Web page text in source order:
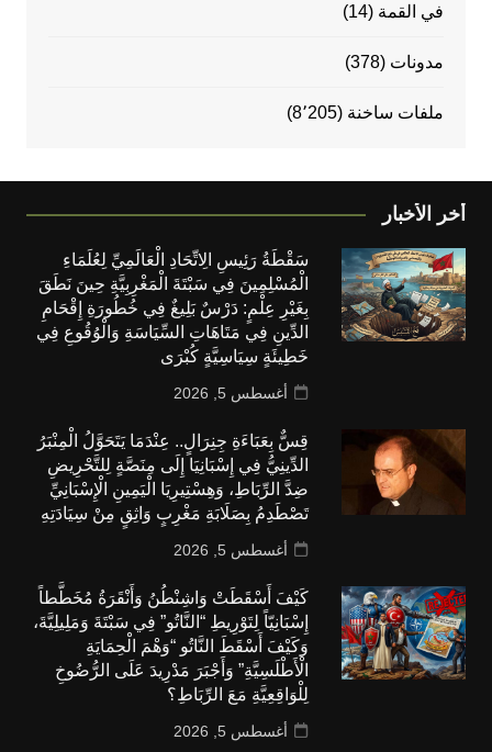
في القمة (14)
مدونات (378)
ملفات ساخنة (8٬205)
أخر الأخبار
سَقْطَةُ رَئِيسِ الِاتِّحَادِ الْعَالَمِيِّ لِعُلَمَاءِ
الْمُسْلِمِينَ فِي سَبْتَةَ الْمَغْرِبِيَّةِ حِينَ نَطَقَ
بِغَيْرِ عِلْمٍ: دَرْسٌ بَلِيغٌ فِي خُطُورَةِ إِقْحَامِ
الدِّينِ فِي مَتَاهَاتِ السِّيَاسَةِ وَالْوُقُوعِ فِي
خَطِيئَةٍ سِيَاسِيَّةٍ كُبْرَى
أغسطس 5, 2026
قِسٌّ بِعَبَاءَةِ جِنِرَالٍ.. عِنْدَمَا يَتَحَوَّلُ الْمِنْبَرُ
الدِّينِيُّ فِي إِسْبَانِيَا إِلَى مِنَصَّةٍ لِلتَّحْرِيضِ
ضِدَّ الرِّبَاطِ، وَهِسْتِيرِيَا الْيَمِينِ الْإِسْبَانِيِّ
تَصْطَدِمُ بِصَلَابَةِ مَغْرِبٍ وَاثِقٍ مِنْ سِيَادَتِهِ
أغسطس 5, 2026
كَيْفَ أَسْقَطَتْ وَاشِنْطُنُ وَأَنْقَرَةُ مُخَطَّطاً
إِسْبَانِيّاً لِتَوْرِيطِ “النَّاتُو” فِي سَبْتَةَ وَمَلِيلِيَّةَ،
وَكَيْفَ أَسْقَطَ النَّاتُو “وَهْمَ الْحِمَايَةِ
الْأَطْلَسِيَّةِ” وَأَجْبَرَ مَدْرِيدَ عَلَى الرُّضُوخِ
لِلْوَاقِعِيَّةِ مَعَ الرِّبَاطِ؟
أغسطس 5, 2026